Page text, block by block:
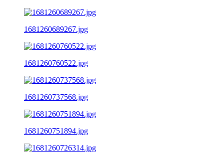
1681260689267.jpg
1681260760522.jpg
1681260737568.jpg
1681260751894.jpg